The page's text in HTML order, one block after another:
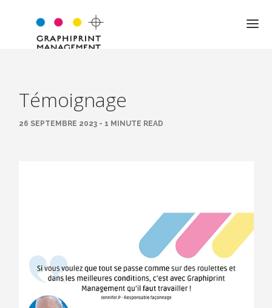
QUI SOMMES-NOUS ?
CLIENTS
CAS CLIENTS
Témoignage
26 SEPTEMBRE 2023 - 1 MINUTE READ